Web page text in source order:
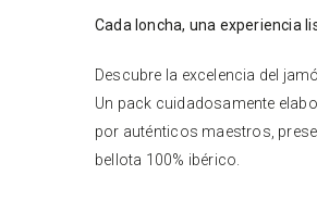
Cada loncha, una experiencia
Descubre la excelencia del
Un pack cuidadosamente
por auténticos maestros,
bellota 100% ibérico.